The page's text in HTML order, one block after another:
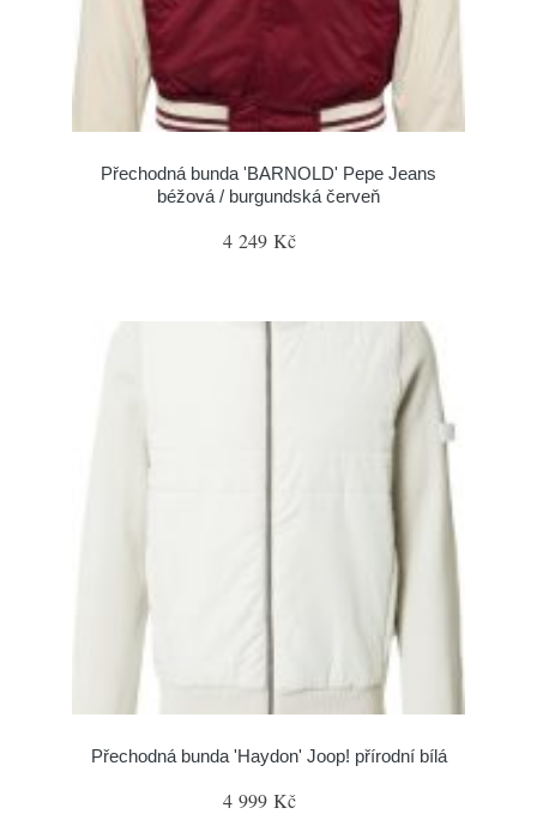
Přechodná bunda 'BARNOLD' Pepe Jeans
béžová / burgundská červeň
4 249 Kč
Přechodná bunda 'Haydon' Joop! přírodní bílá
4 999 Kč